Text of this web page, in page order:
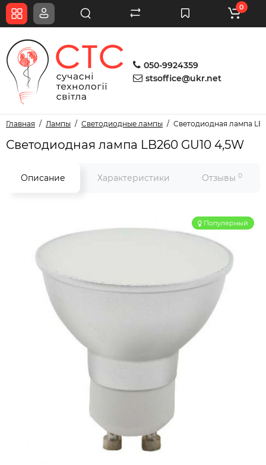
050-9924359
stsoffice@ukr.net
0
Главная Лампы Светодиодные лампы Светодиодная лампа
Светодиодная лампа LB260 GU10 4,5W
Описание Характеристики Отзывы 0
Популярный